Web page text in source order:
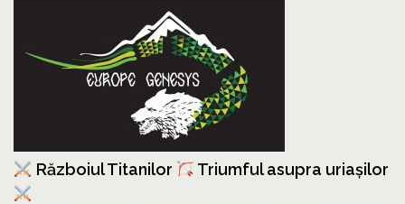
Războiul Titanilor Triumful asupra uriașilor